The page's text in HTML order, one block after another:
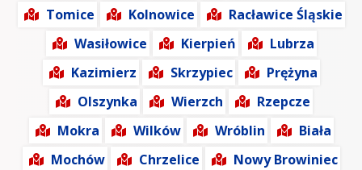
Tomice
Kolnowice
Racławice Śląskie
Wasiłowice
Kierpień
Lubrza
Kazimierz
Skrzypiec
Prężyna
Olszynka
Wierzch
Rzepcze
Mokra
Wilków Wróblin
Biała
Mochów
Chrzelice
Nowy Browiniec